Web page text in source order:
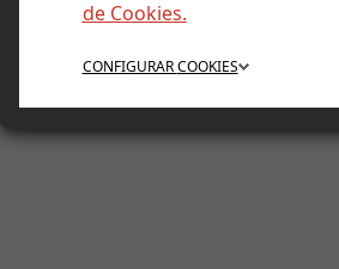
de Cookies.
CONFIGURARCOOKIES
for. Perhaps searching can help.